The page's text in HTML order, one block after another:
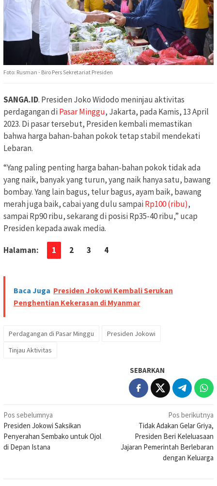
Foto: Rusman - Biro Pers Sekretariat Presiden
SANGA.ID. Presiden Joko Widodo meninjau aktivitas
perdagangan diPasar Minggu, Jakarta, pada Kamis, 13 April
2023. Di pasar tersebut, Presiden kembali memastikan
bahwa harga bahan-bahan pokok tetap stabil mendekati
Lebaran.
“Yang paling penting harga bahan-bahan pokok tidak ada
yang naik, banyak yang turun, yang naik hanya satu, bawang
bombay. Yang lain bagus, telur bagus, ayam baik, bawang
merah juga baik, cabai yang dulu sampaiRp100 (ribu),
sampai Rp90 ribu, sekarang di posisi Rp35-40 ribu,” ucap
Presiden kepada awak media.
Halaman: 1 2 3 4
Baca Juga Presiden Jokowi Kembali Serukan
Penghentian Kekerasan di Myanmar
Perdagangan di Pasar Minggu
Presiden Jokowi
Tinjau Aktivitas
SEBARKAN
Navigasi
pos
Pos sebelumnya
Presiden Jokowi Saksikan
Penyerahan Sembako untuk Ojol
di Depan Istana
Pos berikutnya
Tidak Adakan Gelar Griya,
Presiden Beri Keleluasaan
Jajaran Pemerintah Berlebaran
dengan Keluarga